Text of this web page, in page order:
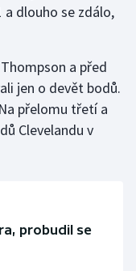
a dlouho se zdálo,
a před
jen o devět bodů.
přelomu třetí a
Clevelandu v
probudil se